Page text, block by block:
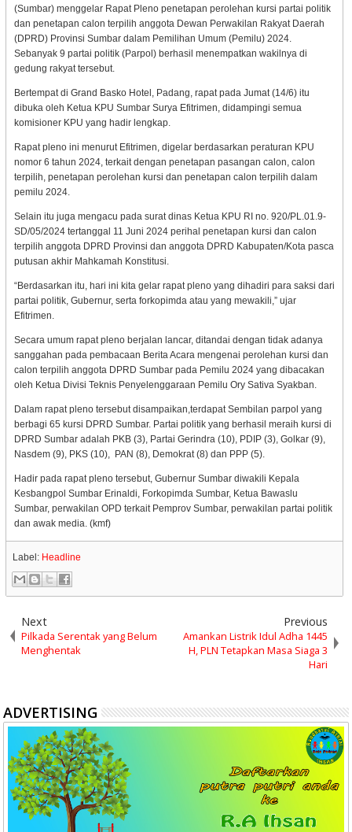
(Sumbar) menggelar Rapat Pleno penetapan perolehan kursi partai politik
dan penetapan calon terpilih anggota Dewan Perwakilan Rakyat Daerah
(DPRD) Provinsi Sumbar dalam Pemilihan Umum (Pemilu) 2024.
Sebanyak 9 partai politik (Parpol) berhasil menempatkan wakilnya di
gedung rakyat tersebut.
Bertempat di Grand Basko Hotel, Padang, rapat pada Jumat (14/6) itu
dibuka oleh Ketua KPU Sumbar Surya Efitrimen, didampingi semua
komisioner KPU yang hadir lengkap.
Rapat pleno ini menurut Efitrimen, digelar berdasarkan peraturan KPU
nomor 6 tahun 2024, terkait dengan penetapan pasangan calon, calon
terpilih, penetapan perolehan kursi dan penetapan calon terpilih dalam
pemilu 2024.
Selain itu juga mengacu pada surat dinas Ketua KPU RI no. 920/PL.01.9-
SD/05/2024 tertanggal 11 Juni 2024 perihal penetapan kursi dan calon
terpilih anggota DPRD Provinsi dan anggota DPRD Kabupaten/Kota pasca
putusan akhir Mahkamah Konstitusi.
“Berdasarkan itu, hari ini kita gelar rapat pleno yang dihadiri para saksi dari
partai politik, Gubernur, serta forkopimda atau yang mewakili,” ujar
Efitrimen.
Secara umum rapat pleno berjalan lancar, ditandai dengan tidak adanya
sanggahan pada pembacaan Berita Acara mengenai perolehan kursi dan
calon terpilih anggota DPRD Sumbar pada Pemilu 2024 yang dibacakan
oleh Ketua Divisi Teknis Penyelenggaraan Pemilu Ory Sativa Syakban.
Dalam rapat pleno tersebut disampaikan,terdapat Sembilan parpol yang
berbagi 65 kursi DPRD Sumbar. Partai politik yang berhasil meraih kursi di
DPRD Sumbar adalah PKB (3), Partai Gerindra (10), PDIP (3), Golkar (9),
Nasdem (9), PKS (10), PAN (8), Demokrat (8) dan PPP (5).
Hadir pada rapat pleno tersebut, Gubernur Sumbar diwakili Kepala
Kesbangpol Sumbar Erinaldi, Forkopimda Sumbar, Ketua Bawaslu
Sumbar, perwakilan OPD terkait Pemprov Sumbar, perwakilan partai politik
dan awak media. (kmf)
Label: Headline
Next
Pilkada Serentak yang Belum
Menghentak
Previous
Amankan Listrik Idul Adha 1445
H, PLN Tetapkan Masa Siaga 3
Hari
ADVERTISING